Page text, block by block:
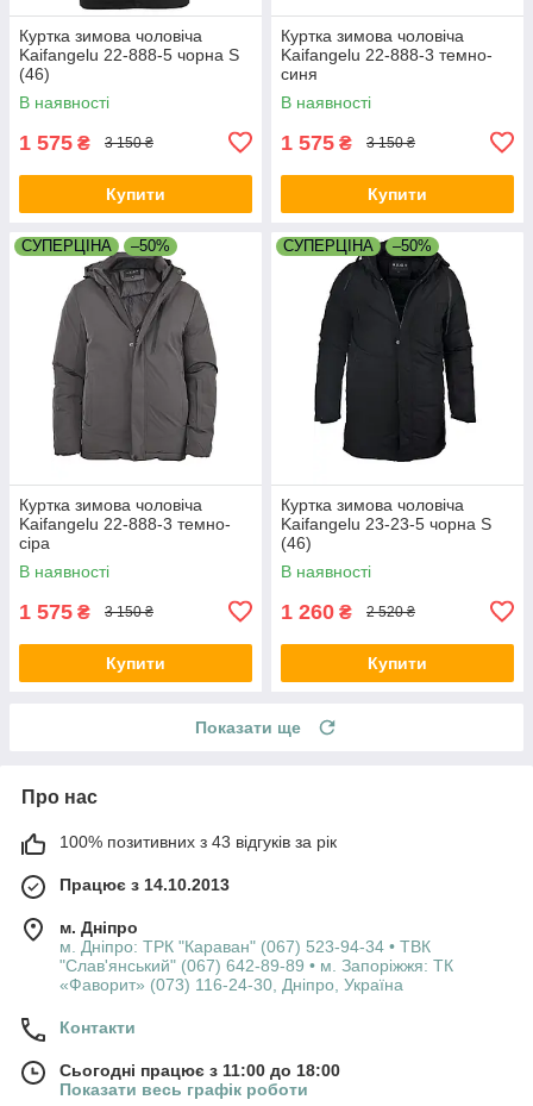
Куртка зимова чоловіча
Kaifangelu 22-888-5 чорна S
(46)
В наявності
1 575 ₴ 3 150 ₴
Купити
Куртка зимова чоловіча
Kaifangelu 22-888-3 темно-
синя
В наявності
1 575 ₴ 3 150 ₴
Купити
СУПЕРЦІНА –50%
Куртка зимова чоловіча
Kaifangelu 22-888-3 темно-
сіра
В наявності
1 575 ₴ 3 150 ₴
Купити
СУПЕРЦІНА –50%
Куртка зимова чоловіча
Kaifangelu 23-23-5 чорна S
(46)
В наявності
1 260 ₴ 2 520 ₴
Купити
Показати ще
Про нас
100% позитивних з 43 відгуків за рік
Працює з 14.10.2013
м. Дніпро
м. Дніпро: ТРК "Караван" (067) 523-94-34 • ТВК
"Слав'янський" (067) 642-89-89 • м. Запоріжжя: ТК
«Фаворит» (073) 116-24-30, Дніпро, Україна
Контакти
Сьогодні працює з 11:00 до 18:00
Показати весь графік роботи